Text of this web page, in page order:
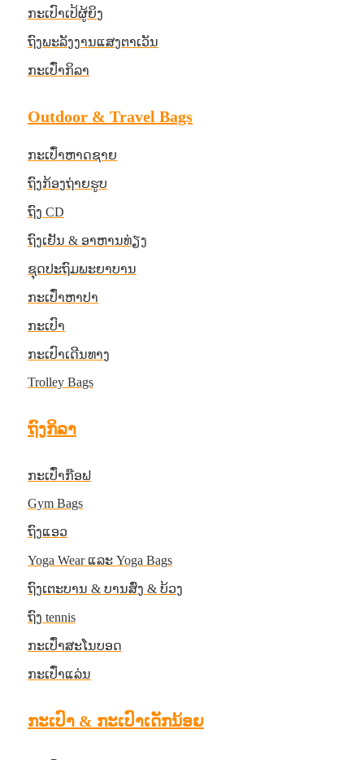
ກະເປົາເປ້ຜູ້ຍິງ
ຖົງພະລັງງານແສງຕາເວັນ
ກະເປົ໋າກິລາ
Outdoor & Travel Bags
ກະເປົ໋າຫາດຊາຍ
ຖົງກ້ອງຖ່າຍຮູບ
ຖົງ CD
ຖົງເຢັນ & ອາຫານທ່ຽງ
ຊຸດປະຖົມພະຍາບານ
ກະເປົ໋າຫາປາ
ກະເປົາ
ກະເປົາເດີນທາງ
Trolley Bags
ຖົງກິລາ
ກະເປົ໋າກ໊ອຟ
Gym Bags
ຖົງແອວ
Yoga Wear ແລະ Yoga Bags
ຖົງເຕະບານ & ບານສົ່ງ & ບ້ວງ
ຖົງ tennis
ກະເປົ໋າສະໂນບອດ
ກະເປົ໋າແລ່ນ
ກະເປົາ & ກະເປົາເດັກນ້ອຍ